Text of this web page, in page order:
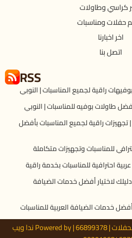
كراسي وطاولات
حفلات ومناسبات
اخر اخبارنا
اتصل بنا
RSS
راقية لجميع المناسبات | النوبي
طاولات بوفيه للمناسبات | النوبي
تجهيزات راقية لجميع المناسبات بأفضل
للمناسبات وتجهيزات متكاملة
احترافية للمناسبات بخدمة راقية
لاختيار أفضل خدمات الضيافة
خدمات الضيافة العربية للمناسبات
Copyright © 2026 النوبي للحفلات | 66899378 | Powered by ندا ويب